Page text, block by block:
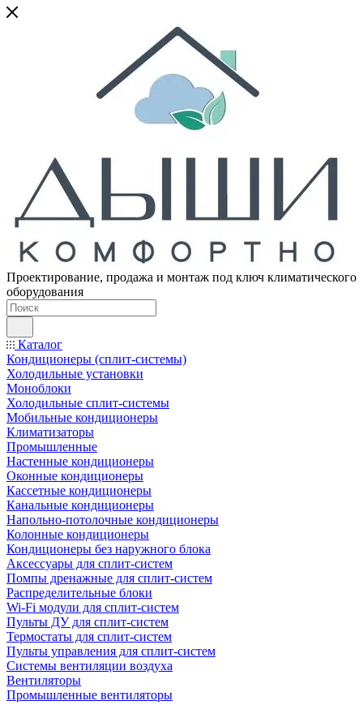
Проектирование, продажа и монтаж под ключ климатического
оборудования
Каталог
Кондиционеры (сплит-системы)
Холодильные установки
Моноблоки
Холодильные сплит-системы
Мобильные кондиционеры
Климатизаторы
Промышленные
Настенные кондиционеры
Оконные кондиционеры
Кассетные кондиционеры
Канальные кондиционеры
Напольно-потолочные кондиционеры
Колонные кондиционеры
Кондиционеры без наружного блока
Аксессуары для сплит-систем
Помпы дренажные для сплит-систем
Распределительные блоки
Wi-Fi модули для сплит-систем
Пульты ДУ для сплит-систем
Термостаты для сплит-систем
Пульты управления для сплит-систем
Системы вентиляции воздуха
Вентиляторы
Промышленные вентиляторы